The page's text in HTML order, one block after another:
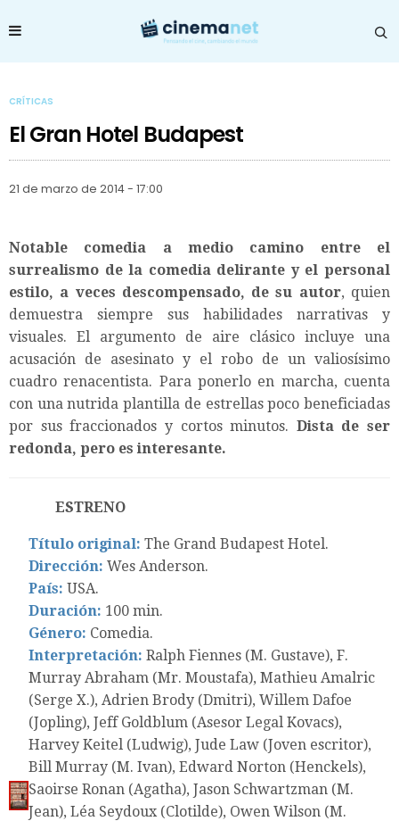
CRÍTICAS
El Gran Hotel Budapest
21 de marzo de 2014 - 17:00
Notable comedia a medio camino entre el
surrealismo de la comedia delirante y el personal
estilo, a veces descompensado, de su autor, quien
demuestra siempre sus habilidades narrativas y
visuales. El argumento de aire clásico incluye una
acusación de asesinato y el robo de un valiosísimo
cuadro renacentista. Para ponerlo en marcha, cuenta
con una nutrida plantilla de estrellas poco beneficiadas
por sus fraccionados y cortos minutos. Dista de ser
redonda, pero es interesante.
ESTRENO
Título original: The Grand Budapest Hotel.
Dirección: Wes Anderson.
País: USA.
Duración: 100 min.
Género: Comedia.
Interpretación: Ralph Fiennes (M. Gustave), F.
Murray Abraham (Mr. Moustafa), Mathieu Amalric
(Serge X.), Adrien Brody (Dmitri), Willem Dafoe
(Jopling), Jeff Goldblum (Asesor Legal Kovacs),
Harvey Keitel (Ludwig), Jude Law (Joven escritor),
Bill Murray (M. Ivan), Edward Norton (Henckels),
Saoirse Ronan (Agatha), Jason Schwartzman (M.
Jean), Léa Seydoux (Clotilde), Owen Wilson (M.